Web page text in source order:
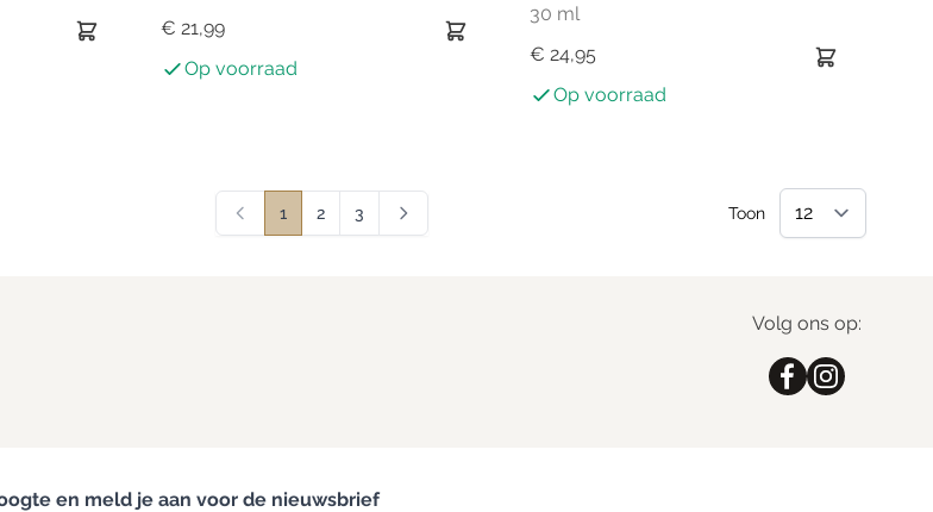
€ 21,99
Op voorraad
30 ml
€ 24,95
Op voorraad
U lees momenteel pagina
1
Pagina
2
Pagina
3 Toon
Volg ons op:
en meld je aan voor de nieuwsbrief